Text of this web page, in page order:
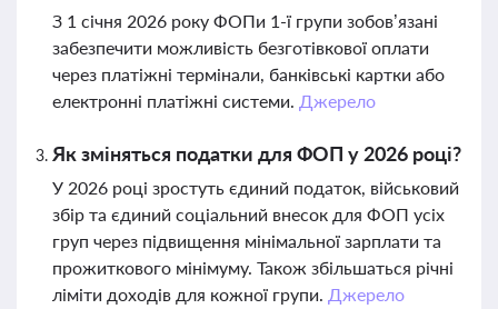
З 1 січня 2026 року ФОПи 1-ї групи зобов’язані
забезпечити можливість безготівкової оплати
через платіжні термінали, банківські картки або
електронні платіжні системи. Джерело
Як зміняться податки для ФОП у 2026 році?
У 2026 році зростуть єдиний податок, військовий
збір та єдиний соціальний внесок для ФОП усіх
груп через підвищення мінімальної зарплати та
прожиткового мінімуму. Також збільшаться річні
ліміти доходів для кожної групи. Джерело